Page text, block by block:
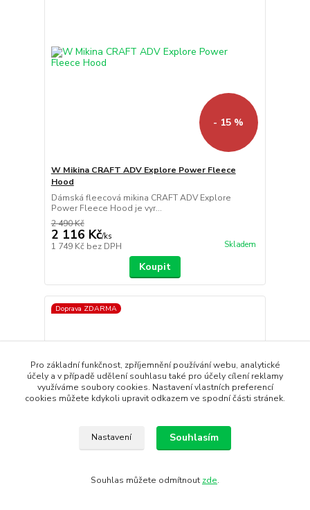
- 15 %
W Mikina CRAFT ADV Explore Power Fleece
Hood
Dámská fleecová mikina CRAFT ADV Explore
Power Fleece Hood je vyr...
2 490 Kč
2 116 Kč/ks
1 749 Kč bez DPH Skladem
Koupit
Doprava ZDARMA
Pro základní funkčnost, zpříjemnění používání webu, analytické
účely a v případě udělení souhlasu také pro účely cílení reklamy
využíváme soubory cookies. Nastavení vlastních preferencí
cookies můžete kdykoli upravit odkazem ve spodní části stránek.
Nastavení Souhlasím
Souhlas můžete odmítnout zde.